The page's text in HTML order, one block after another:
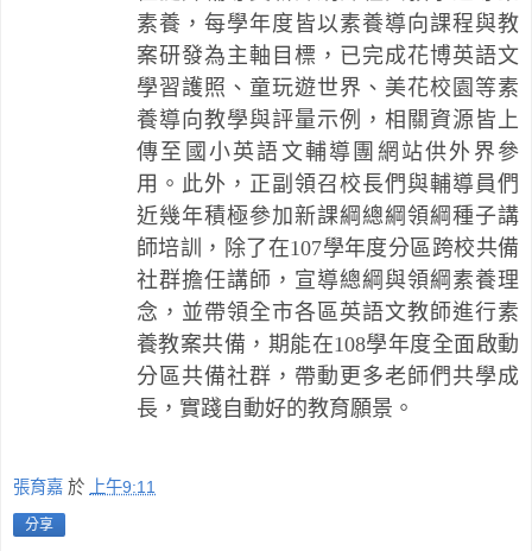
素養，每學年度皆以素養導向課程與教
案研發為主軸目標，已完成花博英語文
學習護照、童玩遊世界、美花校園等素
養導向教學與評量示例，相關資源皆上
傳至國小英語文輔導團網站供外界參
用。此外，正副領召校長們與輔導員們
近幾年積極參加新課綱總綱領綱種子講
師培訓，除了在107學年度分區跨校共備
社群擔任講師，宣導總綱與領綱素養理
念，並帶領全市各區英語文教師進行素
養教案共備，期能在108學年度全面啟動
分區共備社群，帶動更多老師們共學成
長，實踐自動好的教育願景。
張育嘉 於 上午9:11
分享